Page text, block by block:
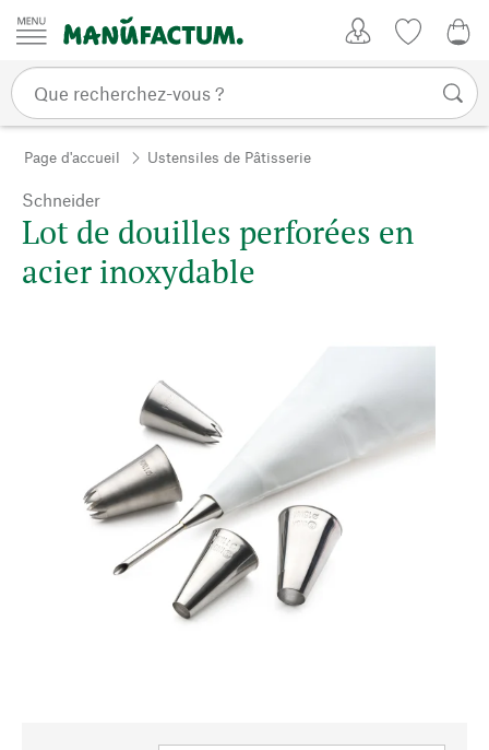
Passer au contenu
Page d'accueil Ustensiles de Pâtisserie
Schneider
Lot de douilles perforées en
acier inoxydable